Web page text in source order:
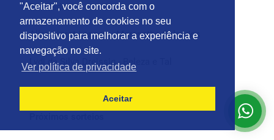
"Aceitar", você concorda com o
armazenamento de cookies no seu
dispositivo para melhorar a experiência e
navegação no site.
Ver política de privacidade
Aceitar
Estofados
Allan Horst Lengert - Maranatha Calçados
Lydi da Silva Dreissig - Beleza e Tal